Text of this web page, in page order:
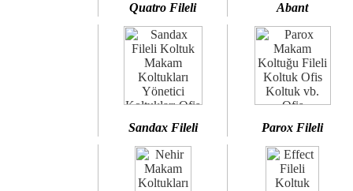
Quatro Fileli Abant
Sandax Fileli Parox Fileli